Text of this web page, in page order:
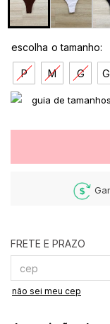
P M G
não sei meu cep